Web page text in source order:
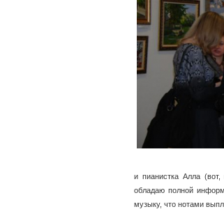
и пианистка Алла
обладаю полной
музыку, что нотами